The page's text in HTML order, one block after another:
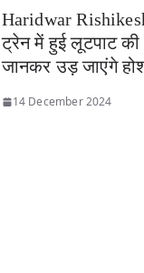
Haridwar
ट्रेन में हुई लूटपाट की
जानकर उड़ जाएंगे
14 December 2024